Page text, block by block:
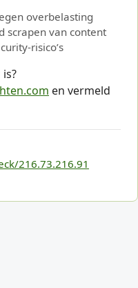
overbelasting
scrapen van content
risico’s
en vermeld
216.73.216.91